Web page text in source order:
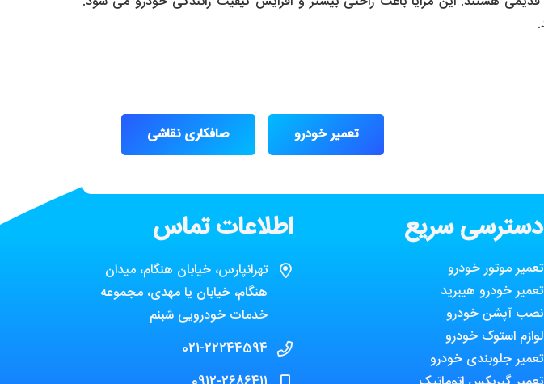
تعمیر خودرو صافکاری نقاشی
دسترسی سریع
تعمیر موتور خودرو
تعمیر خودرو هیبرید
نصب آپشن خودرو
لوازم استوک خودرو
تعمیر جلوبندی خودرو
اطلاعات تماس
تهرانپارس، خیابان هنگام، میدان
هنگام، خیابان یا مهدی، مجموعه
خدمات خودرویی شبنم
021-22244594